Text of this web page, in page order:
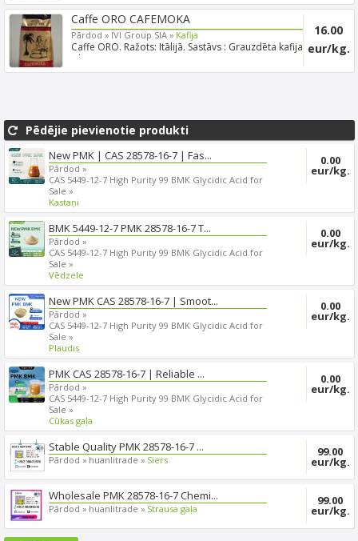
Caffe ORO CAFEMOKA
Pārdod » IVI Group SIA » Kafija
Caffe ORO. Ražots: Itālijā. Sastāvs : Grauzdēta kafija.
Izl...
16.00
eur/kg.
Pēdējie pievienotie produkti
New PMK | CAS 28578-16-7 | Fas...
Pārdod »
CAS 5449-12-7 High Purity 99 BMK Glycidic Acid for
Sale »
Kastaņi
0.00
eur/kg.
BMK 5449-12-7 PMK 28578-16-7 T...
Pārdod »
CAS 5449-12-7 High Purity 99 BMK Glycidic Acid for
Sale »
Vēdzele
0.00
eur/kg.
New PMK CAS 28578-16-7 | Smoot...
Pārdod »
CAS 5449-12-7 High Purity 99 BMK Glycidic Acid for
Sale »
Plaudis
0.00
eur/kg.
PMK CAS 28578-16-7 | Reliable ...
Pārdod »
CAS 5449-12-7 High Purity 99 BMK Glycidic Acid for
Sale »
Cūkas gaļa
0.00
eur/kg.
Stable Quality PMK 28578-16-7 ...
Pārdod » huanlitrade » Siers
99.00
eur/kg.
Wholesale PMK 28578-16-7 Chemi...
Pārdod » huanlitrade » Strausa gaļa
99.00
eur/kg.